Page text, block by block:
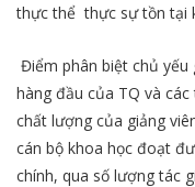
thực thể thực sự tồn tại
Điểm phân biệt chủ yếu
hàng đầu của TQ và
chất lượng của giảng
cán bộ khoa học đoạt
chính, qua số lượng tác